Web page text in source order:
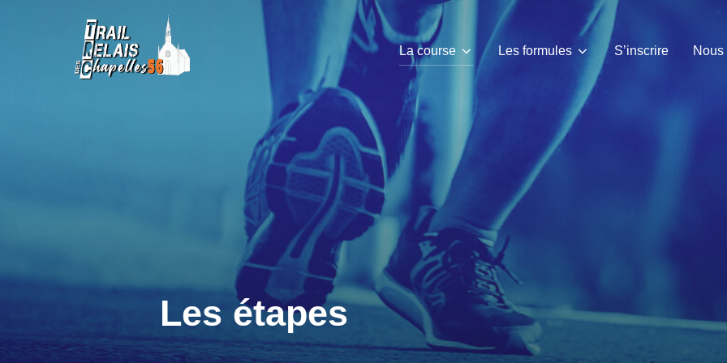
La course Les formules S’inscrire
Les étapes